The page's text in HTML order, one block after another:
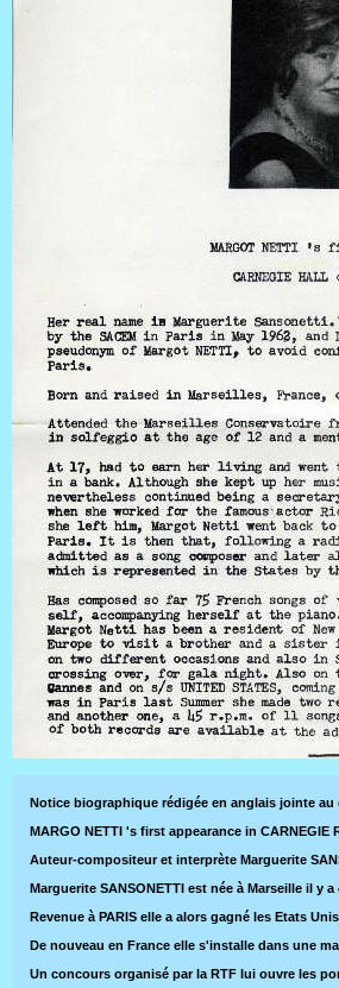
Notice biographique rédigée en anglais jointe au
MARGO NETTI 's first appearance in CARNEGIE
Auteur-compositeur et interprète Marguerite
Marguerite SANSONETTI est née à Marseille il y
Revenue à PARIS elle a alors gagné les Etats
De nouveau en France elle s'installe dans une
Un concours organisé par la RTF lui ouvre les